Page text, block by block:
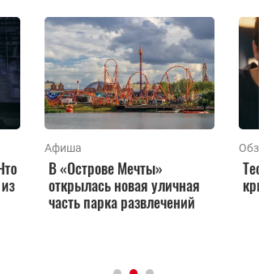
Афиша
В «Острове Мечты»
открылась новая уличная
часть парка развлечений